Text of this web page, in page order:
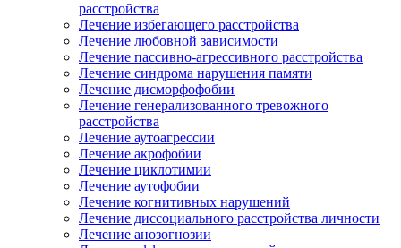
расстройства
Лечение избегающего расстройства
Лечение любовной зависимости
Лечение пассивно-агрессивного расстройства
Лечение синдрома нарушения памяти
Лечение дисморфофобии
Лечение генерализованного тревожного
расстройства
Лечение аутоагрессии
Лечение акрофобии
Лечение циклотимии
Лечение аутофобии
Лечение когнитивных нарушений
Лечение диссоциального расстройства личности
Лечение анозогнозии